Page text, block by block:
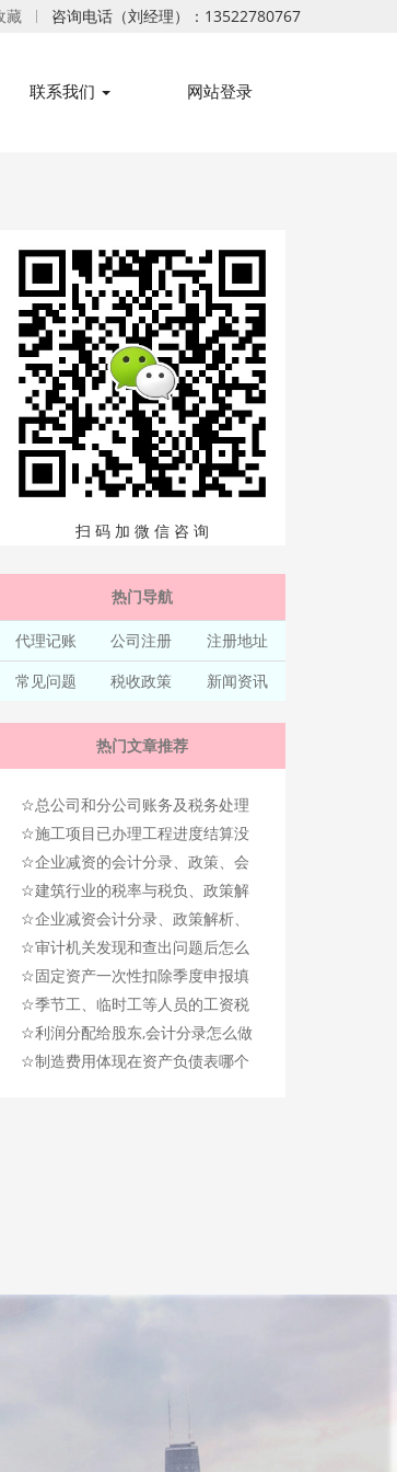
藏 咨询电话（刘经理）：13522780767
联系我们 网站登录
扫 码 加 微 信 咨 询
热门导航
代理记账 公司注册
注册地址
常见问题
税收政策 新闻资讯
热门文章推荐
☆总公司和分公司账务及税务处理
和注意事项！
☆施工项目已办理工程进度结算没
有收到工程款，需要缴纳增值税
吗？
☆企业减资的会计分录、政策、会
税处理、举例！
☆建筑行业的税率与税负、政策解
析、测算
☆企业减资会计分录、政策解析、
财税处理
☆审计机关发现和查出问题后怎么
办？
☆固定资产一次性扣除季度申报填
写、申报、案例分析
☆季节工、临时工等人员的工资税
前扣除及风险管控！
☆利润分配给股东,会计分录怎么做
账呢？
☆制造费用体现在资产负债表哪个